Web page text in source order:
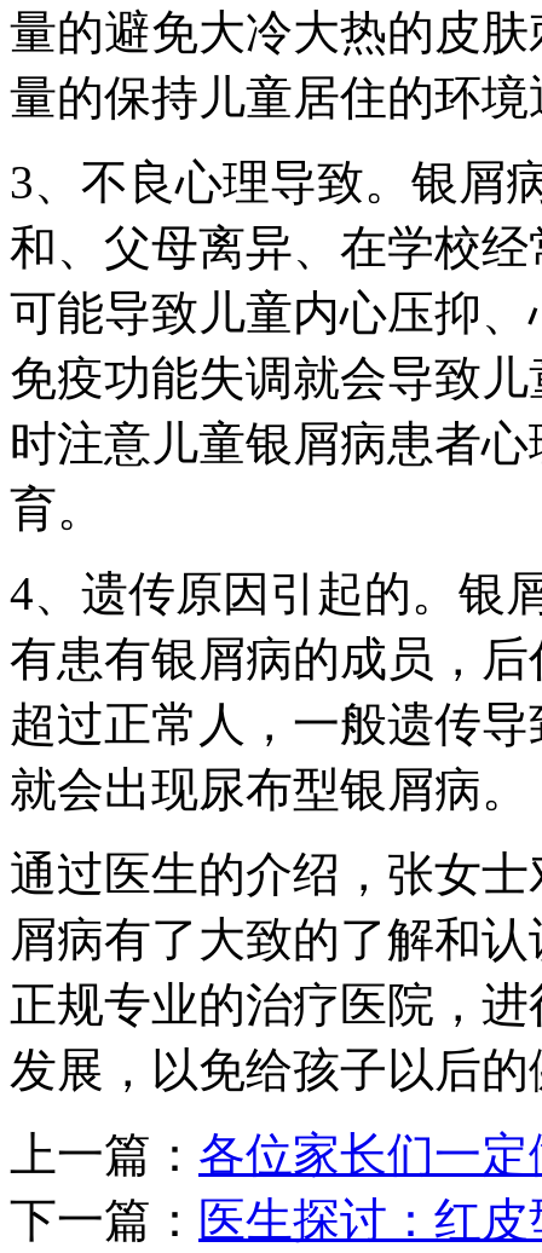
量的避免大冷大热的皮
量的保持儿童居住的环
3、不良心理导致。银屑
和、父母离异、在学校
可能导致儿童内心压抑
免疫功能失调就会导致
时注意儿童银屑病患者
育。
4、遗传原因引起的。银
有患有银屑病的成员，
超过正常人，一般遗传
就会出现尿布型银屑病。
通过医生的介绍，张女
屑病有了大致的了解和
正规专业的治疗医院，
发展，以免给孩子以后
上一篇： 各位家长们一
下一篇： 医生探讨：红